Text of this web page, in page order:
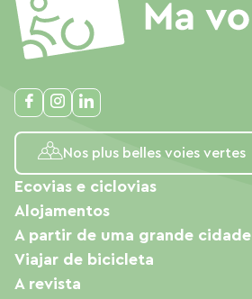
Nos plus belles voies vertes
Ecovias e ciclovias
Alojamentos
A partir de uma grande cidade
Viajar de bicicleta
A revista